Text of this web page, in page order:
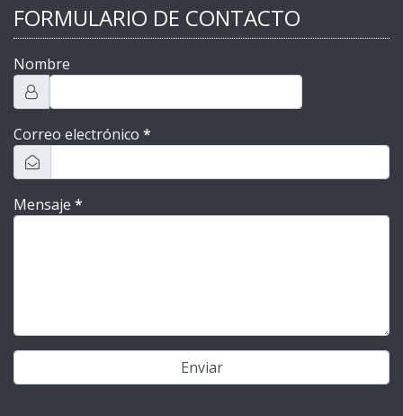
FORMULARIO DE CONTACTO
Nombre
Correo electrónico *
Mensaje *